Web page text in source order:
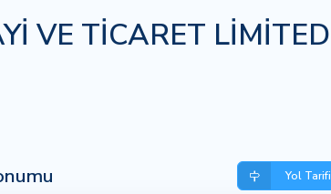
VE TİCARET LİMİTED
Yol Tarifi